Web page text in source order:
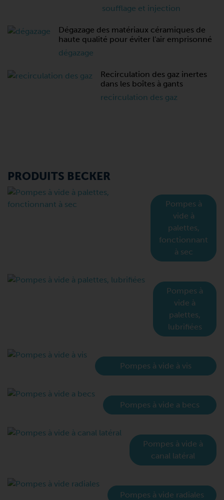
soufflage et injection
Dégazage des matériaux céramiques de
haute qualité pour éviter l'air emprisonné
dégazage
Recirculation des gaz inertes
dans les boîtes à gants
recirculation des gaz
PRODUITS BECKER
Pompes à
vide à
palettes,
fonctionnant
à sec
Pompes à
vide à
palettes,
lubrifiées
Pompes à vide à vis
Pompes à vide a becs
Pompes à vide à
canal latéral
Pompes à vide radiales